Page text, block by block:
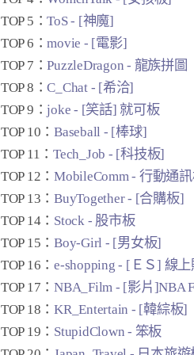
TOP 5：ToS - [神魔]
TOP 6：movie - [電影]
TOP 7：PuzzleDragon - 龍族拼圖
TOP 8：C_Chat - [希洽]
TOP 9：joke - [笑話] 就可板
TOP 10：Baseball - [棒球]
TOP 11：Tech_Job - [科技板]
TOP 12：MobileComm - 行動通
TOP 13：BuyTogether - [合購板]
TOP 14： Stock - 股市板
TOP 15：Boy-Girl - [男女板]
TOP 16：e-shopping - [ＥＳ] 線
TOP 17：NBA_Film - [影片]NBA
TOP 18：KR_Entertain - [韓綜板]
TOP 19： StupidClown - 笨板